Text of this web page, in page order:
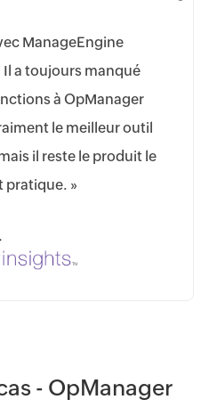
ManageEngine
a toujours manqué
à OpManager
le meilleur outil
il reste le produit le
pratique. »
- OpManager